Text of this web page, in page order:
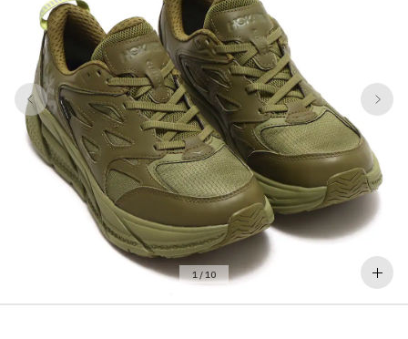
バッグ
アクセサリー
その他
アディダス ピックアップ
サンダル
その他
すべてのシューズ
ライフスタイルランニング
パンツ
ソックス
アンダーウェア
水着
その他
すべてのウェア
トート / エコバッグ
クラッチ / セカンドバッグ
ウエストバッグ
その他
すべてのバッグ
グッズ / アクセサリー
その他
すべてのアクセサリー
その他
すべてのその他
バッグ
アクセサリー
その他
アディダス ピックアップ
サンダル / パンプス
その他
すべてのシューズ
ライフスタイルランニング
パンツ
ワンピース
スカート
ソックス
アンダーウェア
すべてのウェア
トート / エコバッグ
クラッチ / セカンドバッグ
ウエストバッグ
その他
すべてのバッグ
グッズ / アクセサリー
その他
すべてのアクセサリー
その他
すべてのその他
1 /10